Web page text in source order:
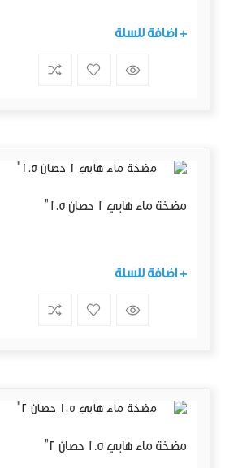
+ اضافة للسلة
مضخة ماء هابي 1 حصان 1.5"
+ اضافة للسلة
مضخة ماء هابي 1.5 حصان 2"